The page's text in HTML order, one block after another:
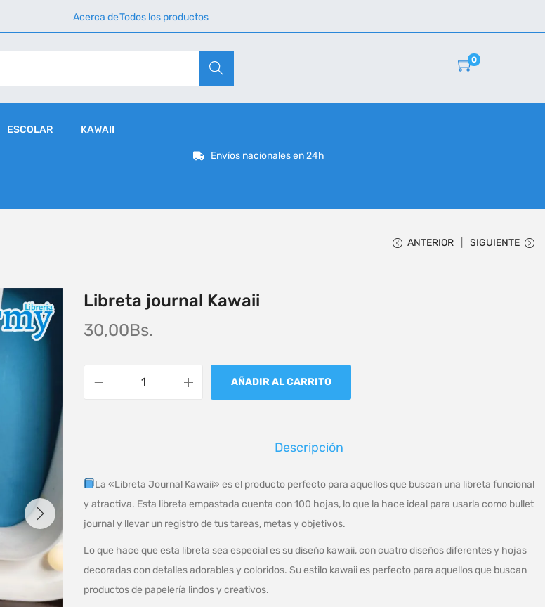
Acerca deTodos los productos
Buscar
0
ESCOLAR KAWAII
Envíos nacionales en 24h
ANTERIOR SIGUIENTE
Libreta journal Kawaii
30,00Bs.
AÑADIR AL CARRITO
Descripción
La «Libreta Journal Kawaii» es el producto perfecto para aquellos que buscan una libreta funcional
y atractiva. Esta libreta empastada cuenta con 100 hojas, lo que la hace ideal para usarla como bullet
journal y llevar un registro de tus tareas, metas y objetivos.
Lo que hace que esta libreta sea especial es su diseño kawaii, con cuatro diseños diferentes y hojas
decoradas con detalles adorables y coloridos. Su estilo kawaii es perfecto para aquellos que buscan
productos de papelería lindos y creativos.